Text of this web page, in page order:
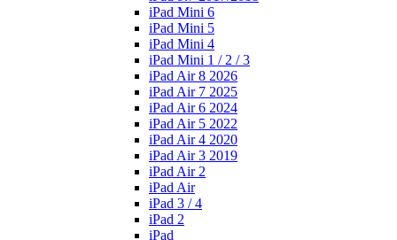
iPad Mini 6
iPad Mini 5
iPad Mini 4
iPad Mini 1 / 2 / 3
iPad Air 8 2026
iPad Air 7 2025
iPad Air 6 2024
iPad Air 5 2022
iPad Air 4 2020
iPad Air 3 2019
iPad Air 2
iPad Air
iPad 3 / 4
iPad 2
iPad